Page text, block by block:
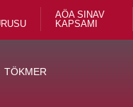
AÖA SINAV
KAPSAMI
TÖKMER